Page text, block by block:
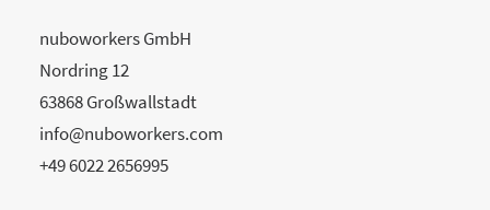
nuboworkers GmbH
Nordring 12
63868 Großwallstadt
info@nuboworkers.com
+49 6022 2656995